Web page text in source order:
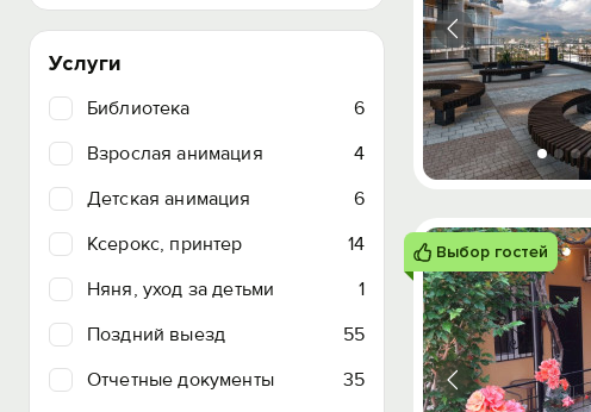
Услуги
Библиотека
6
Взрослая анимация
4
Детская анимация
6
Ксерокс, принтер
14
Няня, уход за детьми
1
Поздний выезд
55
Отчетные документы
35
Выбор гостей